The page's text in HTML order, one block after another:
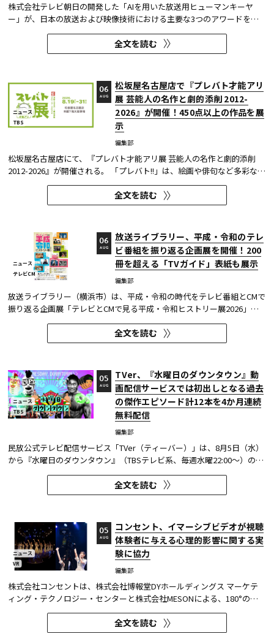
株式会社テレビ朝日の開発した「AIを用いた放送用ヒューマンキーヤ
ー」が、日本の放送および映像技術における主要な3つのアワードを受
賞した。 本開発は、人物像認識AIと最新のXR技術を組み合わせたシステ
ムであり、その革新性と実用性が業界内で高い評価を獲得している。
【受賞アワード一覧】 ●2025年 日本民間放送連盟賞 技術部門優...
全文を読む
ニュース
TBS
松坂屋名古屋店で『プレバト才能アリ
展 芸能人の名作と劇的添削 2012-
2026』が開催！450点以上の作品を展
示
編集部
06
AUG
松坂屋名古屋店にて、『プレバト才能アリ展 芸能人の名作と劇的添削
2012-2026』が開催される。 「プレバト!!」は、絵画や俳句など多彩な芸
術ジャンルに芸能人が挑戦し、その作品を超一流の講師陣が才能アリ/ナ
シで厳しく査定する教養バラエティー番組だ。 本展では、定番ジャンル
の俳句・水彩画から、大漁旗や黒板アートといった巨大作品...
全文を読む
ニュース
テレビCM
放送ライブラリー、平成・令和のテレ
ビ番組を振り返る企画展を開催！200
冊を超える「TVガイド」表紙も展示
編集部
06
AUG
放送ライブラリー（横浜市）は、平成・令和の時代をテレビ番組とCMで
振り返る企画展「テレビとCMで見る平成・令和ヒストリー展2026」を8
月7日～9月27日に開催する。
全文を読む
ニュース
TBS
TVer、『水曜日のダウンタウン』動
画配信サービスでは初出しとなる過去
の傑作エピソード計12本を4か月連続
無料配信
編集部
05
AUG
民放公式テレビ配信サービス「TVer（ティーバー）」は、8月5日（水）
から『水曜日のダウンタウン』（TBSテレビ系、毎週水曜22:00～）の過
去に放送された傑作エピソード計12本を4か月にわたり配信する。本エ
ピソードが動画配信サービスで配信されるのは今回が初めてとなる。
TVerはすべて無料で見放題となっている。 『水曜日のダウンタウン...
全文を読む
ニュース
VR
コンセント、イマーシブビデオが視聴
体験者に与える心理的影響に関する実
験に協力
編集部
05
AUG
株式会社コンセントは、株式会社博報堂DYホールディングス マーケテ
ィング・テクノロジー・センターと株式会社MESONによる、180°の視
野角のImmersive Video（以下、イマーシブビデオ）を実験刺激に用い
た心理実験に協力し、そのプレプリント論文が2026年6月8日にarXivで
全文を読む